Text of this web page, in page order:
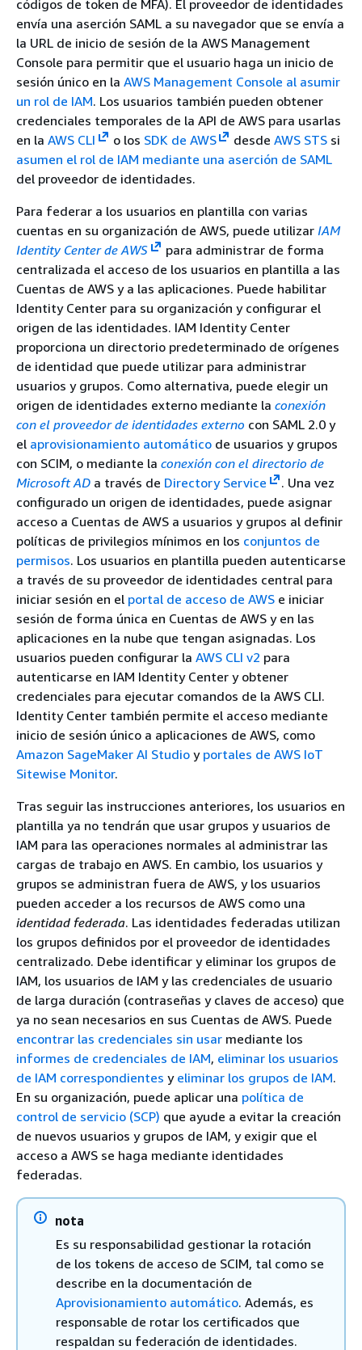
códigos de token de MFA). El proveedor de identidades
envía una aserción SAML a su navegador que se envía a
la URL de inicio de sesión de la AWS Management
Console para permitir que el usuario haga un inicio de
sesión único en la AWS Management Console al asumir
un rol de IAM. Los usuarios también pueden obtener
credenciales temporales de la API de AWS para usarlas
en la AWS CLI o los SDK de AWS desde AWS STS si
asumen el rol de IAM mediante una aserción de SAML
del proveedor de identidades.
Para federar a los usuarios en plantilla con varias
cuentas en su organización de AWS, puede utilizar IAM
Identity Center de AWS
para administrar de forma
centralizada el acceso de los usuarios en plantilla a las
Cuentas de AWS y a las aplicaciones. Puede habilitar
Identity Center para su organización y configurar el
origen de las identidades. IAM Identity Center
proporciona un directorio predeterminado de orígenes
de identidad que puede utilizar para administrar
usuarios y grupos. Como alternativa, puede elegir un
origen de identidades externo mediante la conexión
con el proveedor de identidades externo con SAML 2.0 y
el aprovisionamiento automático de usuarios y grupos
con SCIM, o mediante la conexión con el directorio de
Microsoft AD a través de Directory Service
. Una vez
configurado un origen de identidades, puede asignar
acceso a Cuentas de AWS a usuarios y grupos al definir
políticas de privilegios mínimos en los conjuntos de
permisos. Los usuarios en plantilla pueden autenticarse
a través de su proveedor de identidades central para
iniciar sesión en el portal de acceso de AWS e iniciar
sesión de forma única en Cuentas de AWS y en las
aplicaciones en la nube que tengan asignadas. Los
usuarios pueden configurar la AWS CLI v2 para
autenticarse en IAM Identity Center y obtener
credenciales para ejecutar comandos de la AWS CLI.
Identity Center también permite el acceso mediante
inicio de sesión único a aplicaciones de AWS, como
Amazon SageMaker AI Studio y portales de AWS IoT
Sitewise Monitor.
Tras seguir las instrucciones anteriores, los usuarios en
plantilla ya no tendrán que usar grupos y usuarios de
IAM para las operaciones normales al administrar las
cargas de trabajo en AWS. En cambio, los usuarios y
grupos se administran fuera de AWS, y los usuarios
pueden acceder a los recursos de AWS como una
identidad federada. Las identidades federadas utilizan
los grupos definidos por el proveedor de identidades
centralizado. Debe identificar y eliminar los grupos de
IAM, los usuarios de IAM y las credenciales de usuario
de larga duración (contraseñas y claves de acceso) que
ya no sean necesarios en sus Cuentas de AWS. Puede
encontrar las credenciales sin usar mediante los
informes de credenciales de IAM, eliminar los usuarios
de IAM correspondientes y eliminar los grupos de IAM.
En su organización, puede aplicar una política de
control de servicio (SCP) que ayude a evitar la creación
de nuevos usuarios y grupos de IAM, y exigir que el
acceso a AWS se haga mediante identidades
federadas.
nota
Es su responsabilidad gestionar la rotación
de los tokens de acceso de SCIM, tal como se
describe en la documentación de
Aprovisionamiento automático. Además, es
responsable de rotar los certificados que
respaldan su federación de identidades.